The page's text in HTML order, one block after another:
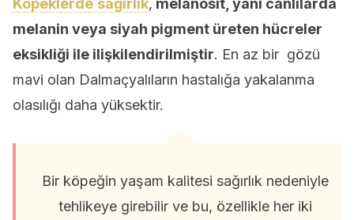
Köpeklerde sağırlık, melanosit, yani canlılarda
melanin veya siyah pigment üreten hücreler
eksikliği ile ilişkilendirilmiştir. En az bir gözü
mavi olan Dalmaçyalıların hastalığa yakalanma
olasılığı daha yüksektir.
Bir köpeğin yaşam kalitesi sağırlık nedeniyle
tehlikeye girebilir ve bu, özellikle her iki